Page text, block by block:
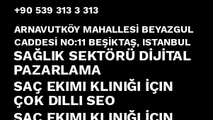
+90 539 313 3 313
ARNAVUTKÖY MAHALLESİ BEYAZGUL
CADDESİ NO:11 BEŞİKTAŞ, ISTANBUL
SAĞLIK SEKTÖRÜ DİJİTAL
PAZARLAMA
SAÇ EKIMI KLINIĞI İÇIN
ÇOK DILLI SEO